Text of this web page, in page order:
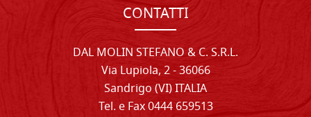
CONTATTI
DAL MOLIN STEFANO & C. S.R.L.
Via Lupiola, 2 - 36066
Sandrigo (VI) ITALIA
Tel. e Fax 0444 659513